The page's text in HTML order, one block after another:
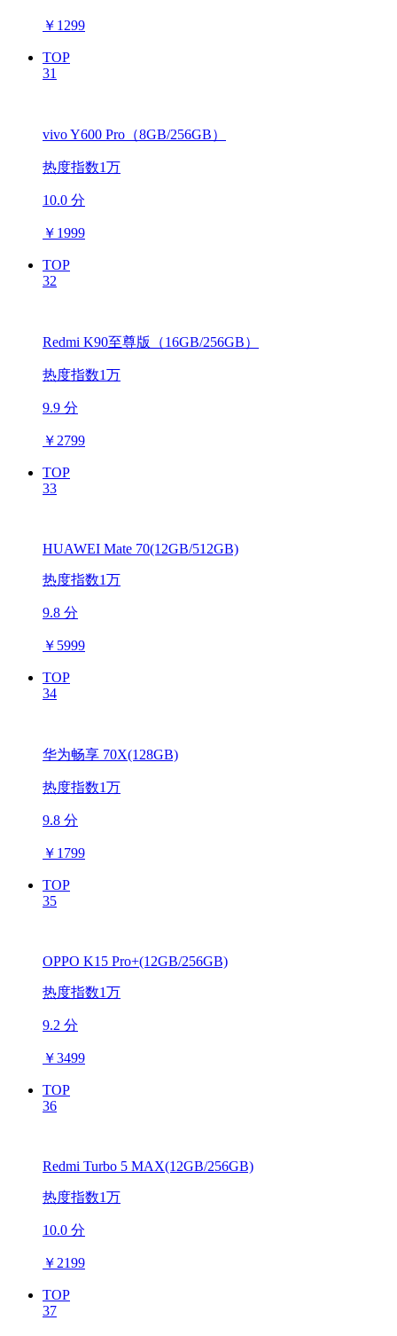
￥ 1299
TOP
31
vivo Y600 Pro（8GB/256GB）
热度指数1万
10.0 分
￥ 1999
TOP
32
Redmi K90至尊版（16GB/256GB）
热度指数1万
9.9 分
￥ 2799
TOP
33
HUAWEI Mate 70(12GB/512GB)
热度指数1万
9.8 分
￥ 5999
TOP
34
华为畅享 70X(128GB)
热度指数1万
9.8 分
￥ 1799
TOP
35
OPPO K15 Pro+(12GB/256GB)
热度指数1万
9.2 分
￥3499
TOP
36
Redmi Turbo 5 MAX(12GB/256GB)
热度指数1万
10.0 分
￥ 2199
TOP
37